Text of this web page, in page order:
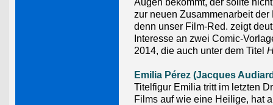
zur neuen Zusammenarbeit der
denn unser Film-Red. zeigt
Interesse an zwei Comic-
2014, die auch unter dem Titel
Emilia Pérez (Jacques
Titelfigur Emilia tritt im letzten
Films auf wie eine Heilige, hat